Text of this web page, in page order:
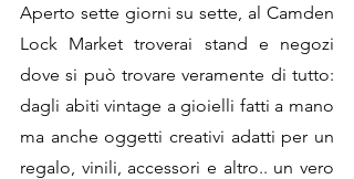
Aperto sette giorni su sette, al Camden
Lock Market troverai stand e negozi
dove si può trovare veramente di tutto:
dagli abiti vintage a gioielli fatti a mano
ma anche oggetti creativi adatti per un
regalo, vinili, accessori e altro.. un vero